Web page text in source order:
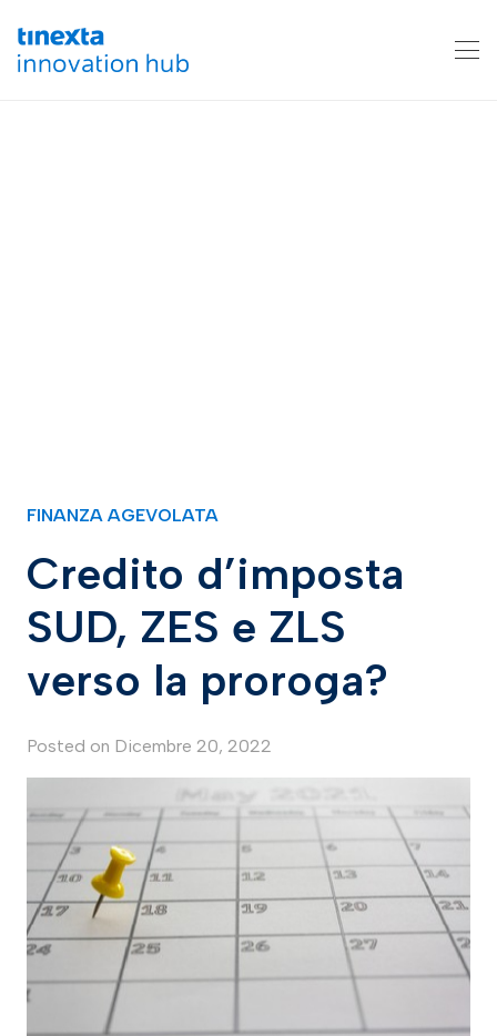
FINANZA AGEVOLATA
Credito d’imposta
SUD, ZES e ZLS
verso la proroga?
Posted on Dicembre 20, 2022